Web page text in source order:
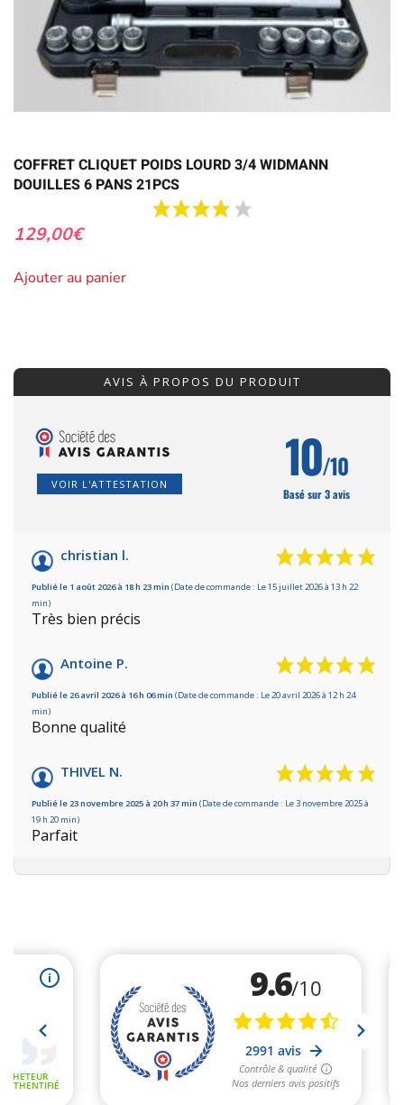
COFFRET CLIQUET POIDS LOURD 3/4 WIDMANN
DOUILLES 6 PANS 21PCS
129,00€
Ajouter au panier
AVIS À PROPOS DU PRODUIT
VOIR L'ATTESTATION 10/10
Basé sur 3 avis
christian l.
Publié le 1 août 2026 à 18 h 23 min (Date de commande : Le 15 juillet 2026 à 13 h 22
min)
Très bien précis
Antoine P.
Publié le 26 avril 2026 à 16 h 06 min (Date de commande : Le 20 avril 2026 à 12 h 24
min)
Bonne qualité
THIVEL N.
Publié le 23 novembre 2025 à 20 h 37 min (Date de commande : Le 3 novembre 2025 à
19 h 20 min)
Parfait